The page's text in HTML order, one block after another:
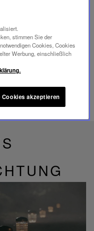
bis Freitag
stimmen Sie der
Cookies, Cookies
Werbung, einschließlich
Cookies akzeptieren